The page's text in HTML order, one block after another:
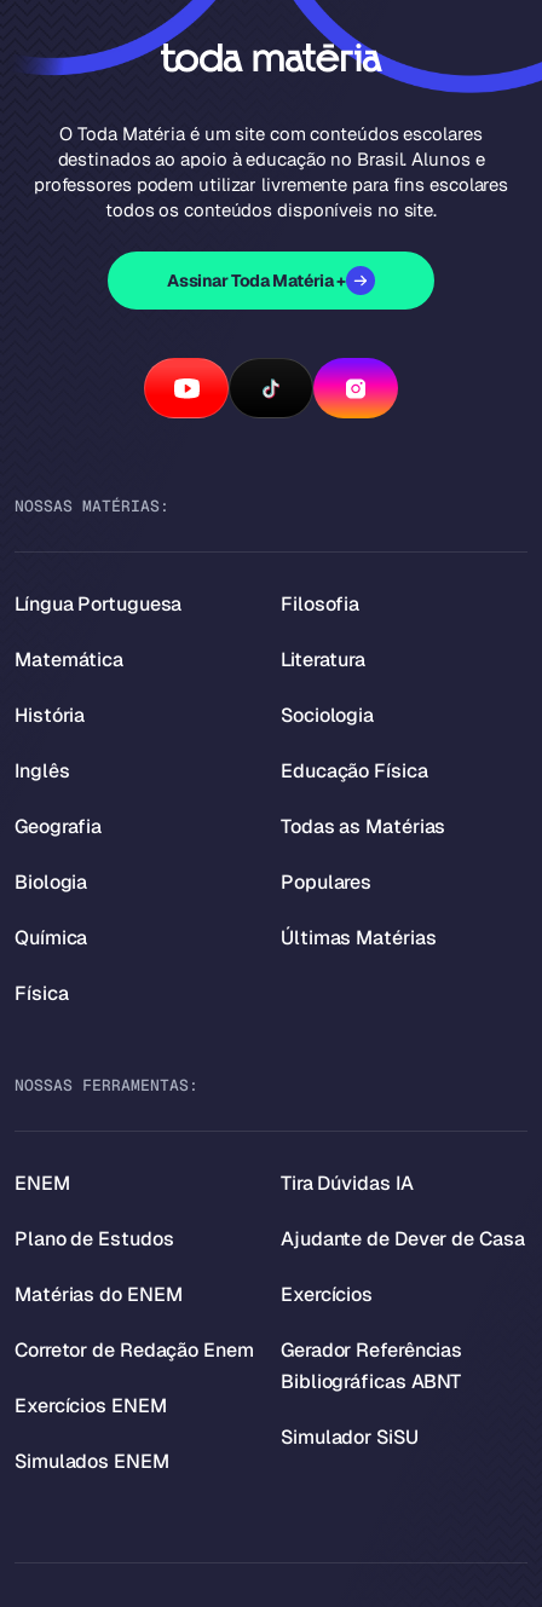
O Toda Matéria é um site com conteúdos escolares
destinados ao apoio à educação no Brasil. Alunos e
professores podem utilizar livremente para fins escolares
todos os conteúdos disponíveis no site.
Assinar Toda Matéria +
NOSSAS MATÉRIAS:
Língua Portuguesa
Matemática
História
Inglês
Geografia
Biologia
Química
Física
Filosofia
Literatura
Sociologia
Educação Física
Todas as Matérias
Populares
Últimas Matérias
NOSSAS FERRAMENTAS:
ENEM
Plano de Estudos
Matérias do ENEM
Corretor de Redação Enem
Exercícios ENEM
Simulados ENEM
Tira Dúvidas IA
Ajudante de Dever de Casa
Exercícios
Gerador Referências
Bibliográficas ABNT
Simulador SiSU